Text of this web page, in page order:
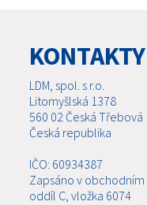
KONTAKTY
LDM, spol. s r.o.
Litomyšlská 1378
560 02 Česká Třebová
Česká republika
IČO: 60934387
Zapsáno v obchodním
oddíl C, vložka 6074